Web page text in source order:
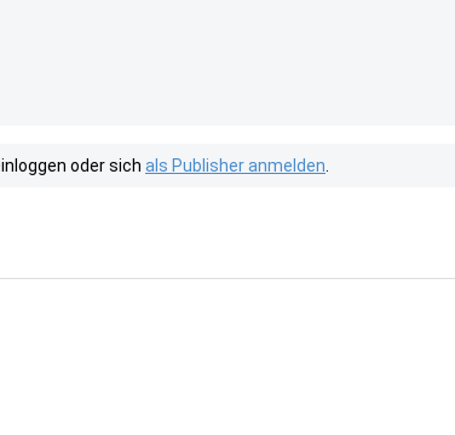
oder sich als Publisher anmelden